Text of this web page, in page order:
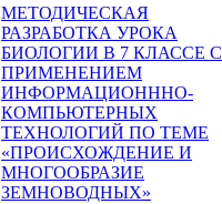
МЕТОДИЧЕСКАЯ
РАЗРАБОТКА УРОКА
БИОЛОГИИ В 7 КЛАССЕ С
ПРИМЕНЕНИЕМ
ИНФОРМАЦИОНННО-
КОМПЬЮТЕРНЫХ
ТЕХНОЛОГИЙ ПО ТЕМЕ
«ПРОИСХОЖДЕНИЕ И
МНОГООБРАЗИЕ
ЗЕМНОВОДНЫХ»